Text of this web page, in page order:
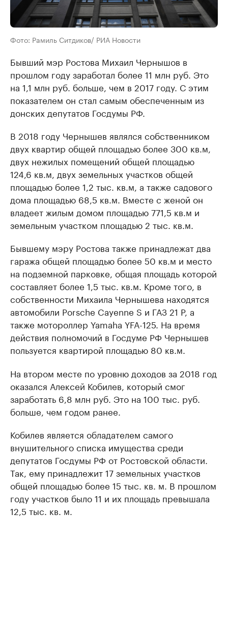
Фото: Рамиль Ситдиков/ РИА Новости
Бывший мэр Ростова Михаил Чернышов в
прошлом году заработал более 11 млн руб. Это
на 1,1 млн руб. больше, чем в 2017 году. С этим
показателем он стал самым обеспеченным из
донских депутатов Госдумы РФ.
В 2018 году Чернышев являлся собственником
двух квартир общей площадью более 300 кв.м,
двух нежилых помещений общей площадью
124,6 кв.м, двух земельных участков общей
площадью более 1,2 тыс. кв.м, а также садового
дома площадью 68,5 кв.м. Вместе с женой он
владеет жилым домом площадью 771,5 кв.м и
земельным участком площадью 2 тыс. кв.м.
Бывшему мэру Ростова также принадлежат два
гаража общей площадью более 50 кв.м и место
на подземной парковке, общая площадь которой
составляет более 1,5 тыс. кв.м. Кроме того, в
собственности Михаила Чернышева находятся
автомобили Porsche Cayenne S и ГАЗ 21 Р, а
также мотороллер Yamaha YFA-125. На время
действия полномочий в Госдуме РФ Чернышев
пользуется квартирой площадью 80 кв.м.
На втором месте по уровню доходов за 2018 год
оказался Алексей Кобилев, который смог
заработать 6,8 млн руб. Это на 100 тыс. руб.
больше, чем годом ранее.
Кобилев является обладателем самого
внушительного списка имущества среди
депутатов Госдумы РФ от Ростовской области.
Так, ему принадлежит 17 земельных участков
общей площадью более 15 тыс. кв. м. В прошлом
году участков было 11 и их площадь превышала
12,5 тыс. кв. м.